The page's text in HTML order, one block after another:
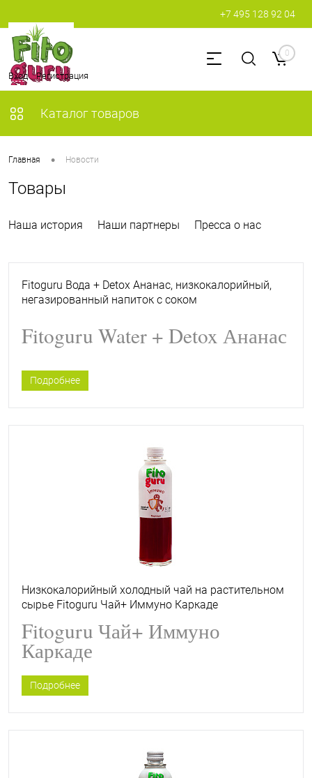
Вход Регистрация
+7 495 128 92 04
0
Каталог товаров
Главная • Новости
Товары
Наша история Наши партнеры Пресса о нас
Fitoguru Вода + Detox Ананас, низкокалорийный,
негазированный напиток с соком
Fitoguru Water + Detox Ананас
Подробнее
Низкокалорийный холодный чай на растительном
сырье Fitoguru Чай+ Иммуно Каркаде
Fitoguru Чай+ Иммуно
Каркаде
Подробнее